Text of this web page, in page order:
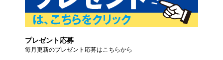
プレゼント応募
毎月更新のプレゼント応募はこちらから